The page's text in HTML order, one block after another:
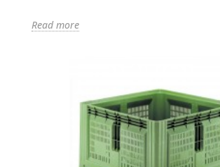
Read more